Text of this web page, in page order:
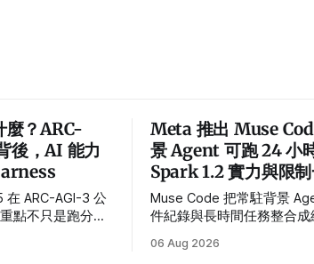
？ARC-
後，AI 能力
在 ARC-AGI-3 公
點不只是跑分，
。
Meta 推出 Muse
景 Agent 可跑 24 小
Spark 1.2 實力與限
Muse Code 把常駐背景
件紀錄與長時間任務整合成
Meta 官方測試判定勝負。
06 Aug 2026